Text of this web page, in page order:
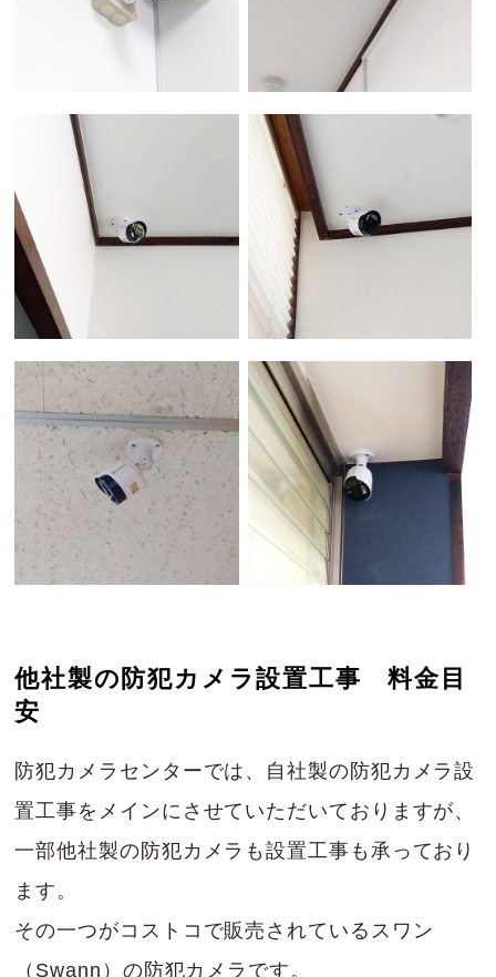
他社製の防犯カメラ設置工事 料金目
安
防犯カメラセンターでは、自社製の防犯カメラ設
置工事をメインにさせていただいておりますが、
一部他社製の防犯カメラも設置工事も承っており
ます。
その一つがコストコで販売されているスワン
（Swann）の防犯カメラです。